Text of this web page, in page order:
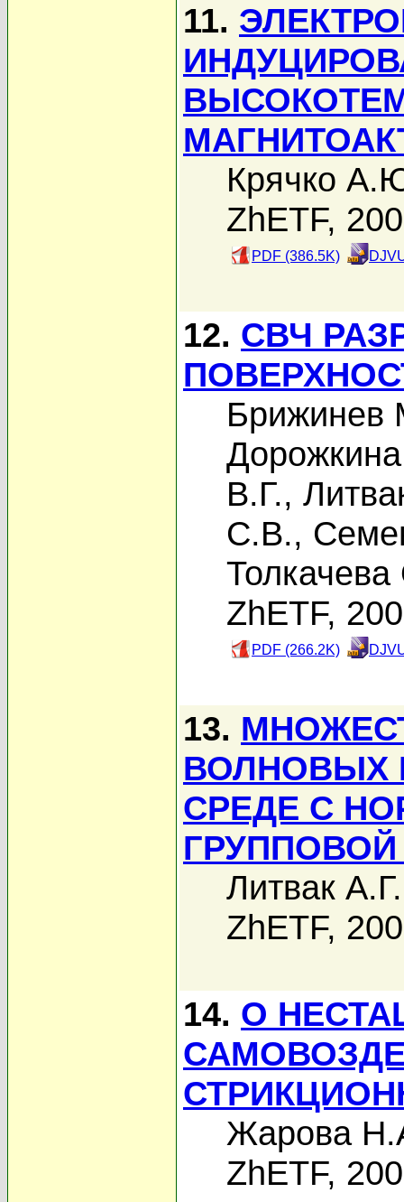
11.
Крячко
ZhETF,
PDF (386.5K)
12. СВЧ
Брижинев
В.Г.,
С.В.,
ZhETF,
PDF (266.2K)
13.
ВОЛНОВЫХ
СРЕДЕ С
Литвак А.Г.
ZhETF,
14. О
Жарова
ZhETF,